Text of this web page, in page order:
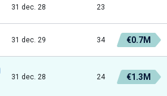
31 dec. 28 23
31 dec. 29 34 €0.7M
31 dec. 28 24 €1.3M